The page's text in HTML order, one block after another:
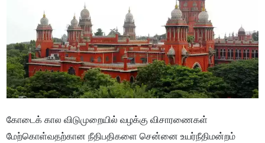
கோடைக் கால விடுமுறையில் வழக்கு விசாரணைகள்
மேற்கொள்வதற்கான நீதிபதிகளை சென்னை உயர்நீதிமன்றம்